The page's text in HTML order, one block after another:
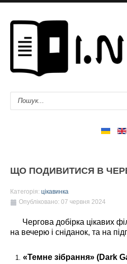
ЩО ПОДИВИТИСЯ В
Категорія: цікавинка
Опубліковано: 07 червня 2024
Чергова добірка цікавих
на вечерю і сніданок, та на
«Темне зібрання» (Dark